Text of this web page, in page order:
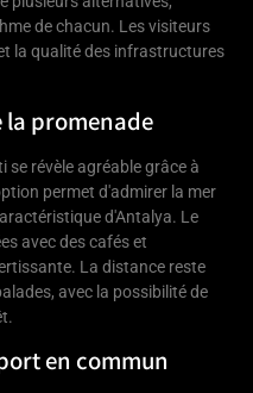
de chacun. Les visiteurs
la qualité des infrastructures
la promenade
se révèle agréable grâce à
permet d'admirer la mer
d'Antalya. Le
avec des cafés et
La distance reste
avec la possibilité de
en commun